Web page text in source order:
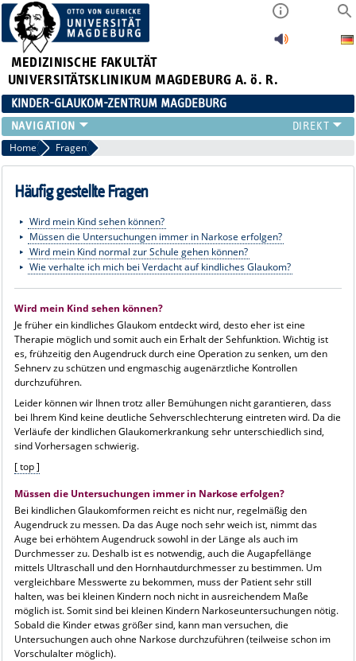
MEDIZINISCHE FAKULTÄT
UNIVERSITÄTSKLINIKUM MAGDEBURG A. ö. R.
KINDER-GLAUKOM-ZENTRUM MAGDEBURG
KINDLICHES GLAUKOM
THERAPIE
GENETIK
KONTAKT
LINKS
Home Fragen
Häufig gestellte Fragen
Wird mein Kind sehen können?
Müssen die Untersuchungen immer in Narkose erfolgen?
Wird mein Kind normal zur Schule gehen können?
Wie verhalte ich mich bei Verdacht auf kindliches Glaukom?
Wird mein Kind sehen können?
Je früher ein kindliches Glaukom entdeckt wird, desto eher ist eine
Therapie möglich und somit auch ein Erhalt der Sehfunktion. Wichtig ist
es, frühzeitig den Augendruck durch eine Operation zu senken, um den
Sehnerv zu schützen und engmaschig augenärztliche Kontrollen
durchzuführen.
Leider können wir Ihnen trotz aller Bemühungen nicht garantieren, dass
bei Ihrem Kind keine deutliche Sehverschlechterung eintreten wird. Da die
Verläufe der kindlichen Glaukom­erkrankung sehr unterschiedlich sind,
sind Vorhersagen schwierig.
[ top ]
Müssen die Untersuchungen immer in Narkose erfolgen?
Bei kindlichen Glaukomformen reicht es nicht nur, regelmäßig den
Augendruck zu messen. Da das Auge noch sehr weich ist, nimmt das
Auge bei erhöhtem Augendruck sowohl in der Länge als auch im
Durchmesser zu. Deshalb ist es notwendig, auch die Augapfellänge
mittels Ultraschall und den Hornhautdurchmesser zu bestimmen. Um
vergleichbare Messwerte zu bekommen, muss der Patient sehr still
halten, was bei kleinen Kindern noch nicht in aus­reichendem Maße
möglich ist. Somit sind bei kleinen Kindern Narkoseuntersuchungen nötig.
Sobald die Kinder etwas größer sind, kann man versuchen, die
Untersuchungen auch ohne Narkose durchzuführen (teilweise schon im
Vorschulalter möglich).